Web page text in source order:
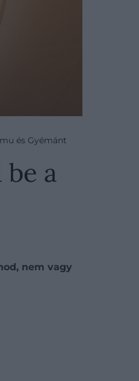
és Gyémánt
a
nem vagy